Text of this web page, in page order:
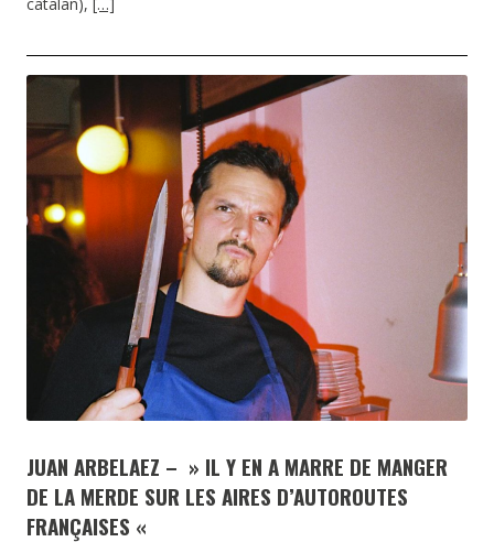
JUAN ARBELAEZ – » IL Y EN A MARRE DE MANGER
DE LA MERDE SUR LES AIRES D’AUTOROUTES
FRANÇAISES «